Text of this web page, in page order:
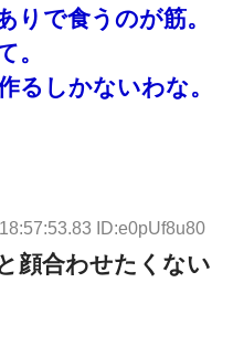
りで食うのが筋。
。
るしかないわな。
ID:e0pUf8u80
顔合わせたくない